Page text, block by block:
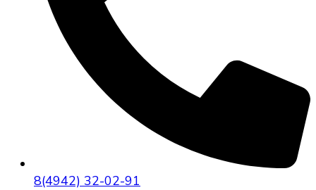
8(4942) 32-02-91